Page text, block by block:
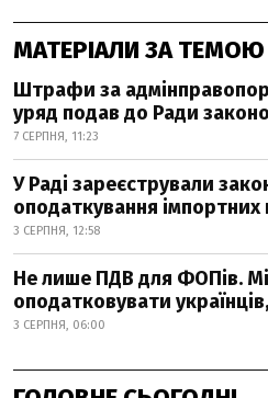
МАТЕРІАЛИ ЗА ТЕМОЮ
Штрафи за
уряд подав до Ради
7 СЕРПНЯ, 11:23
У Раді зареєстрували
оподаткування
3 СЕРПНЯ, 12:58
Не лише ПДВ для ФОПів.
оподатковувати
3 СЕРПНЯ, 06:00